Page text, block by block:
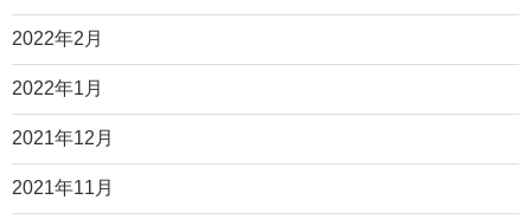
2022年2月
2022年1月
2021年12月
2021年11月